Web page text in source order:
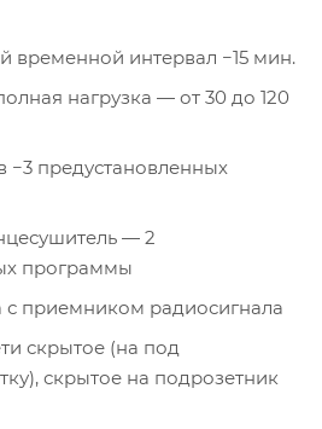
интервал −15 мин.
нагрузка — от 30 до 120
предустановленных
— 2
программы
с приемником радиосигнала
скрытое (на под
скрытое на подрозетник